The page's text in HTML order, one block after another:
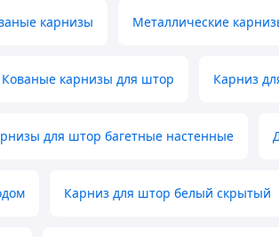
карнизы Металлические
Кованые карнизы для штор Карниз
для штор багетные настенные
Карниз для штор белый скрытый